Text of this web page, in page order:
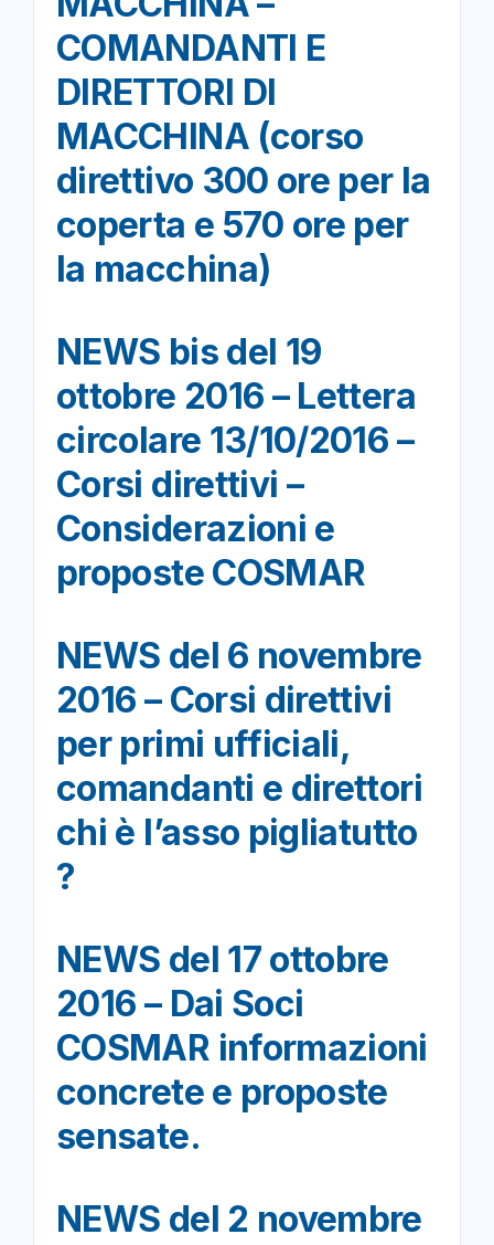
COMANDANTI E
DIRETTORI DI
MACCHINA (corso
direttivo 300 ore per la
coperta e 570 ore per
la macchina)
NEWS bis del 19
ottobre 2016 – Lettera
circolare 13/10/2016 –
Corsi direttivi –
Considerazioni e
proposte COSMAR
NEWS del 6 novembre
2016 – Corsi direttivi
per primi ufficiali,
comandanti e direttori
chi è l’asso pigliatutto
?
NEWS del 17 ottobre
2016 – Dai Soci
COSMAR informazioni
concrete e proposte
sensate.
NEWS del 2 novembre